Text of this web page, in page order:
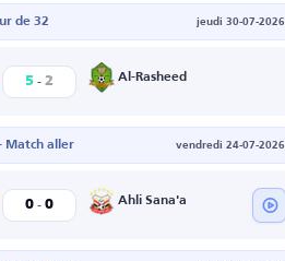
de 32 jeudi 30-07-2026
5 - 2 Al-Rasheed
Match aller vendredi 24-07-2026
0 - 0 Ahli Sana'a